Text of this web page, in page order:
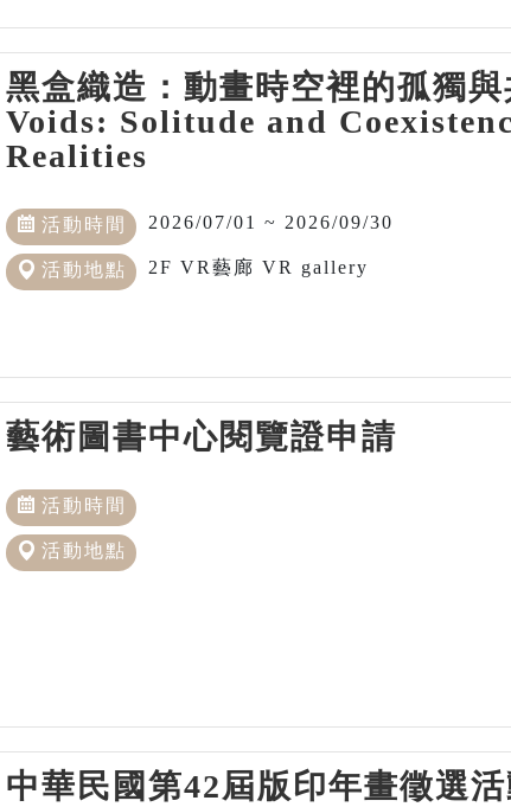
黑盒織造：動畫時空裡的孤獨
Voids: Solitude and
Realities
活動時間 2026/07/01 ~ 2026/09/30
活動地點 2F VR藝廊 VR gallery
藝術圖書中心閱覽證申請
活動時間
活動地點
中華民國第42屆版印年畫徵選